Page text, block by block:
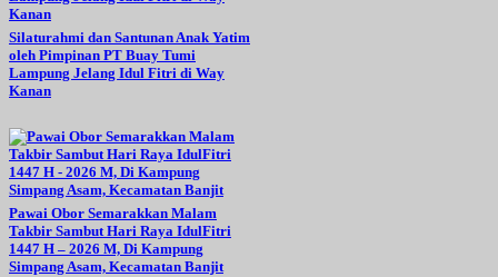
Silaturahmi dan Santunan Anak Yatim
oleh Pimpinan PT Buay Tumi
Lampung Jelang Idul Fitri di Way
Kanan
Pawai Obor Semarakkan Malam
Takbir Sambut Hari Raya IdulFitri
1447 H – 2026 M, Di Kampung
Simpang Asam, Kecamatan Banjit